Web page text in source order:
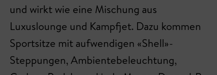
und wirkt wie eine Mischung aus
Luxuslounge und Kampfjet. Dazu kommen
Sportsitze mit aufwendigen «Shell»-
Steppungen, Ambientebeleuchtung,